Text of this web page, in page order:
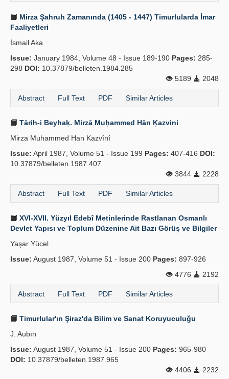
Mirza Şahruh Zamanında (1405 - 1447) Timurlularda İmar
Faaliyetleri
İsmail Aka
Issue: January 1984, Volume 48 - Issue 189-190 Pages: 285-
298 DOI: 10.37879/belleten.1984.285
5189
2048
Abstract Full Text PDF Similar Articles
Tārih-i Beyhaḳ. Mirzā Muḥammed Hān Ḳazvini
Mirza Muhammed Han Kazvînî
Issue: April 1987, Volume 51 - Issue 199 Pages: 407-416 DOI:
10.37879/belleten.1987.407
3844
2228
Abstract Full Text PDF Similar Articles
XVI-XVII. Yüzyıl Edebî Metinlerinde Rastlanan Osmanlı
Devlet Yapısı ve Toplum Düzenine Ait Bazı Görüş ve Bilgiler
Yaşar Yücel
Issue: August 1987, Volume 51 - Issue 200 Pages: 897-926
4776
2192
Abstract Full Text PDF Similar Articles
Timurlular'ın Şiraz'da Bilim ve Sanat Koruyuculuğu
J. Aubın
Issue: August 1987, Volume 51 - Issue 200 Pages: 965-980
DOI: 10.37879/belleten.1987.965
4406
2232